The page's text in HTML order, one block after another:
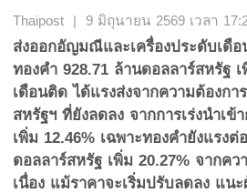
Thaipost | 9 มิถุนายน 2569 เวลา
ส่งออกอัญมณีและเครื่องประดับเดือ
ทองคำ 928.71 ล้านดอลลาร์สหรัฐ
เดือนติด ได้แรงส่งจากความต้องกา
สหรัฐฯ ที่ยังลดลง จากการเร่งนำเ
เพิ่ม 12.46% เฉพาะทองคำยังแรง
ดอลลาร์สหรัฐ เพิ่ม 20.27% จากค
เนื่อง แม้ราคาจะเริ่มปรับลดลง แน